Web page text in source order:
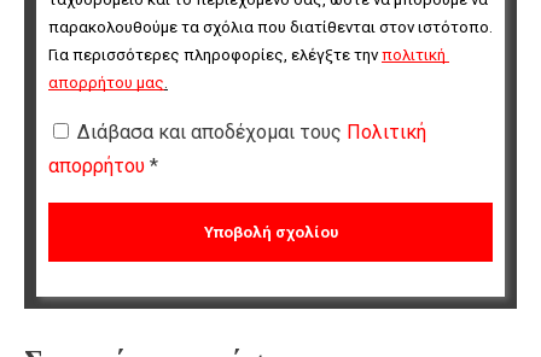
παρακολουθούμε τα σχόλια που διατίθενται στον ιστότοπο.
Για περισσότερες πληροφορίες, ελέγξτε την πολιτική
απορρήτου μας.
Διάβασα και αποδέχομαι τους Πολιτική
απορρήτου *